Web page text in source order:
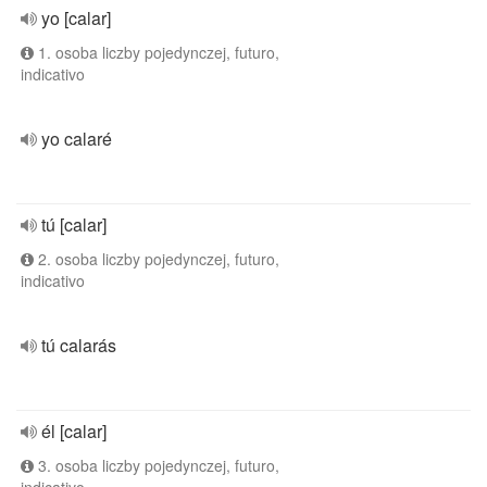
yo [calar]
1. osoba liczby pojedynczej, futuro,
indicativo
yo calaré
tú [calar]
2. osoba liczby pojedynczej, futuro,
indicativo
tú calarás
él [calar]
3. osoba liczby pojedynczej, futuro,